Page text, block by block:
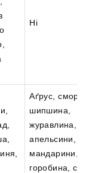
Ні
Аґрус,
шипшина,
журавлина,
апельсини,
мандарини,
горобина,